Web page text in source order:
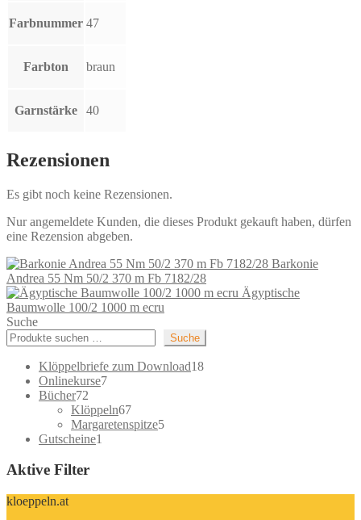
Farbnummer 47
Farbton braun
Garnstärke 40
Rezensionen
Es gibt noch keine Rezensionen.
Nur angemeldete Kunden, die dieses Produkt gekauft haben, dürfen
eine Rezension abgeben.
Barkonie
Andrea 55 Nm 50/2 370 m Fb 7182/28
Ägyptische
Baumwolle 100/2 1000 m ecru
Suche
Suche
Klöppelbriefe zum Download1818
Onlinekurse77
Bücher72
Produkte
Klöppeln6767
Produkte
Margaretenspitze55
Gutscheine1
Aktive Filter
kloeppeln.at